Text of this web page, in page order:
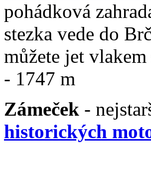
pohádková
stezka vede do
můžete jet
- 1747 m
Zámeček -
historických